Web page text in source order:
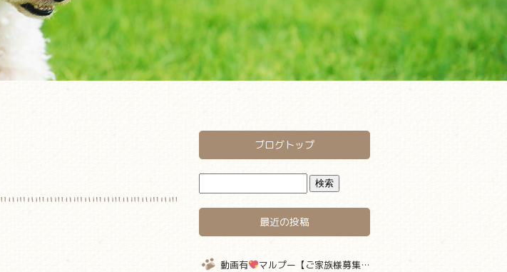
ブログトップ
最近の投稿
動画有 マルプー【ご家族様募集中】 仮名キャラメル君